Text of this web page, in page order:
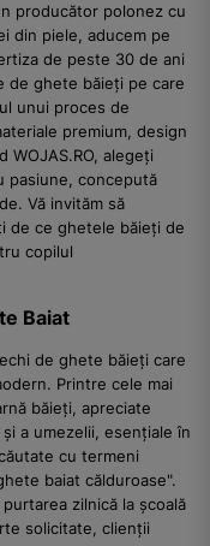
producător polonez cu
din piele, aducem pe
de peste 30 de ani
de ghete băieți pe care
unui proces de
premium, design
alegeți
pasiune, concepută
Vă invităm să
de ce ghetele băieți de
copilul
Baiat
de ghete băieți care
Printre cele mai
băieți, apreciate
a umezelii, esențiale în
cu termeni
baiat călduroase".
zilnică la școală
solicitate, clienții